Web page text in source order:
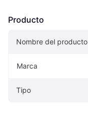
Producto
Nombre del producto
Marca
Tipo